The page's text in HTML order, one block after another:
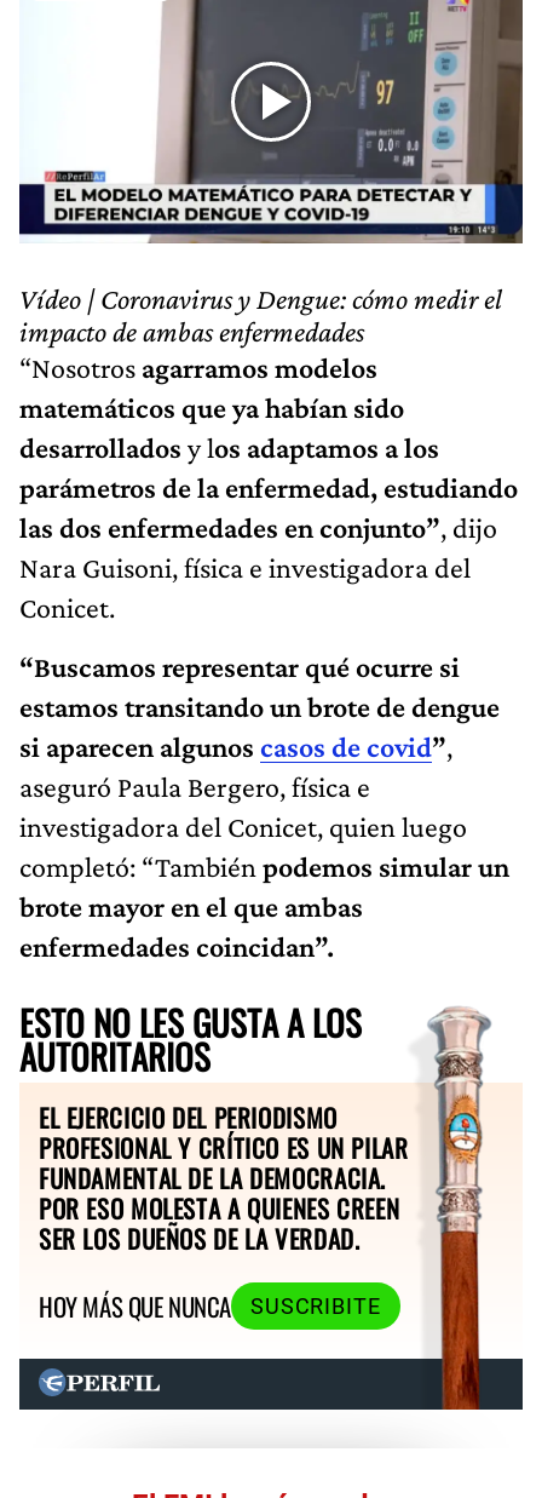
Vídeo | Coronavirus y Dengue: cómo medir el
impacto de ambas enfermedades
“Nosotros agarramos modelos
matemáticos que ya habían sido
desarrollados y los adaptamos a los
parámetros de la enfermedad, estudiando
las dos enfermedades en conjunto”, dijo
Nara Guisoni, física e investigadora del
Conicet.
“Buscamos representar qué ocurre si
estamos transitando un brote de dengue
si aparecen algunos casos de covid”,
aseguró Paula Bergero, física e
investigadora del Conicet, quien luego
completó: “También podemos simular un
brote mayor en el que ambas
enfermedades coincidan”.
ESTO NO LES GUSTA A LOS
AUTORITARIOS
EL EJERCICIO DEL PERIODISMO
PROFESIONAL Y CRÍTICO ES UN PILAR
FUNDAMENTAL DE LA DEMOCRACIA.
POR ESO MOLESTA A QUIENES CREEN
SER LOS DUEÑOS DE LA VERDAD.
HOY MÁS QUE NUNCA
SUSCRIBITE